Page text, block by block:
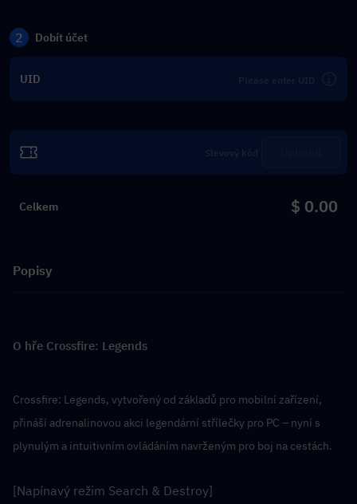
2 Dobít účet
UID
Celkem $ 0.00
Popisy
O hře Crossfire: Legends
Crossfire: Legends, vytvořený od základů pro mobilní zařízení,
přináší adrenalinovou akci legendární střílečky pro PC – nyní s
plynulým a intuitivním ovládáním navrženým pro boj na cestách.
[Napínavý režim Search & Destroy]